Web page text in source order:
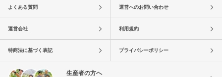
よくある質問 運営へのお問い合わせ
運営会社 利用規約
特商法に基づく表記 プライバシーポリシー
生産者の方へ